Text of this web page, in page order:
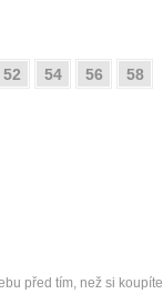
52 54 56
58
před tím, než si koupíte